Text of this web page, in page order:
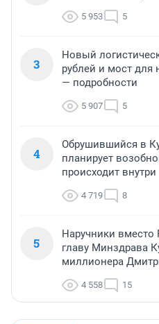
5 953 5
3
Новый
рублей и мост для
— подробности
5 907 5
4
Обрушившийся в
планирует
происходит внутри
4 719 8
5
Наручники вместо
главу Минздрава
миллионера
4 558 15